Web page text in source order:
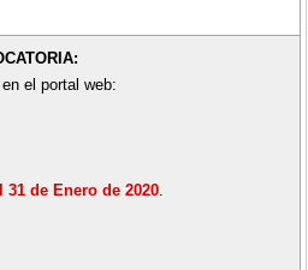
el portal web:
31 de Enero de 2020.